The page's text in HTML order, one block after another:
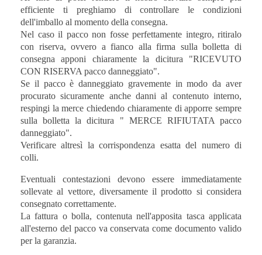
efficiente ti preghiamo di controllare le condizioni
dell'imballo al momento della consegna.
Nel caso il pacco non fosse perfettamente integro, ritiralo
con riserva, ovvero a fianco alla firma sulla bolletta di
consegna apponi chiaramente la dicitura "RICEVUTO
CON RISERVA pacco danneggiato".
Se il pacco è danneggiato gravemente in modo da aver
procurato sicuramente anche danni al contenuto interno,
respingi la merce chiedendo chiaramente di apporre sempre
sulla bolletta la dicitura " MERCE RIFIUTATA pacco
danneggiato".
Verificare altresì la corrispondenza esatta del numero di
colli.
Eventuali contestazioni devono essere immediatamente
sollevate al vettore, diversamente il prodotto si considera
consegnato correttamente.
La fattura o bolla, contenuta nell'apposita tasca applicata
all'esterno del pacco va conservata come documento valido
per la garanzia.